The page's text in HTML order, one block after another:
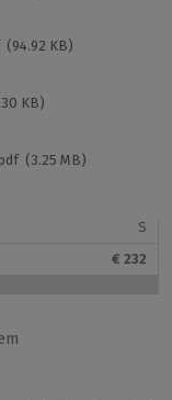
900 × 900
S
€ 232
94.92 KB
KB
pdf 3.25 MB